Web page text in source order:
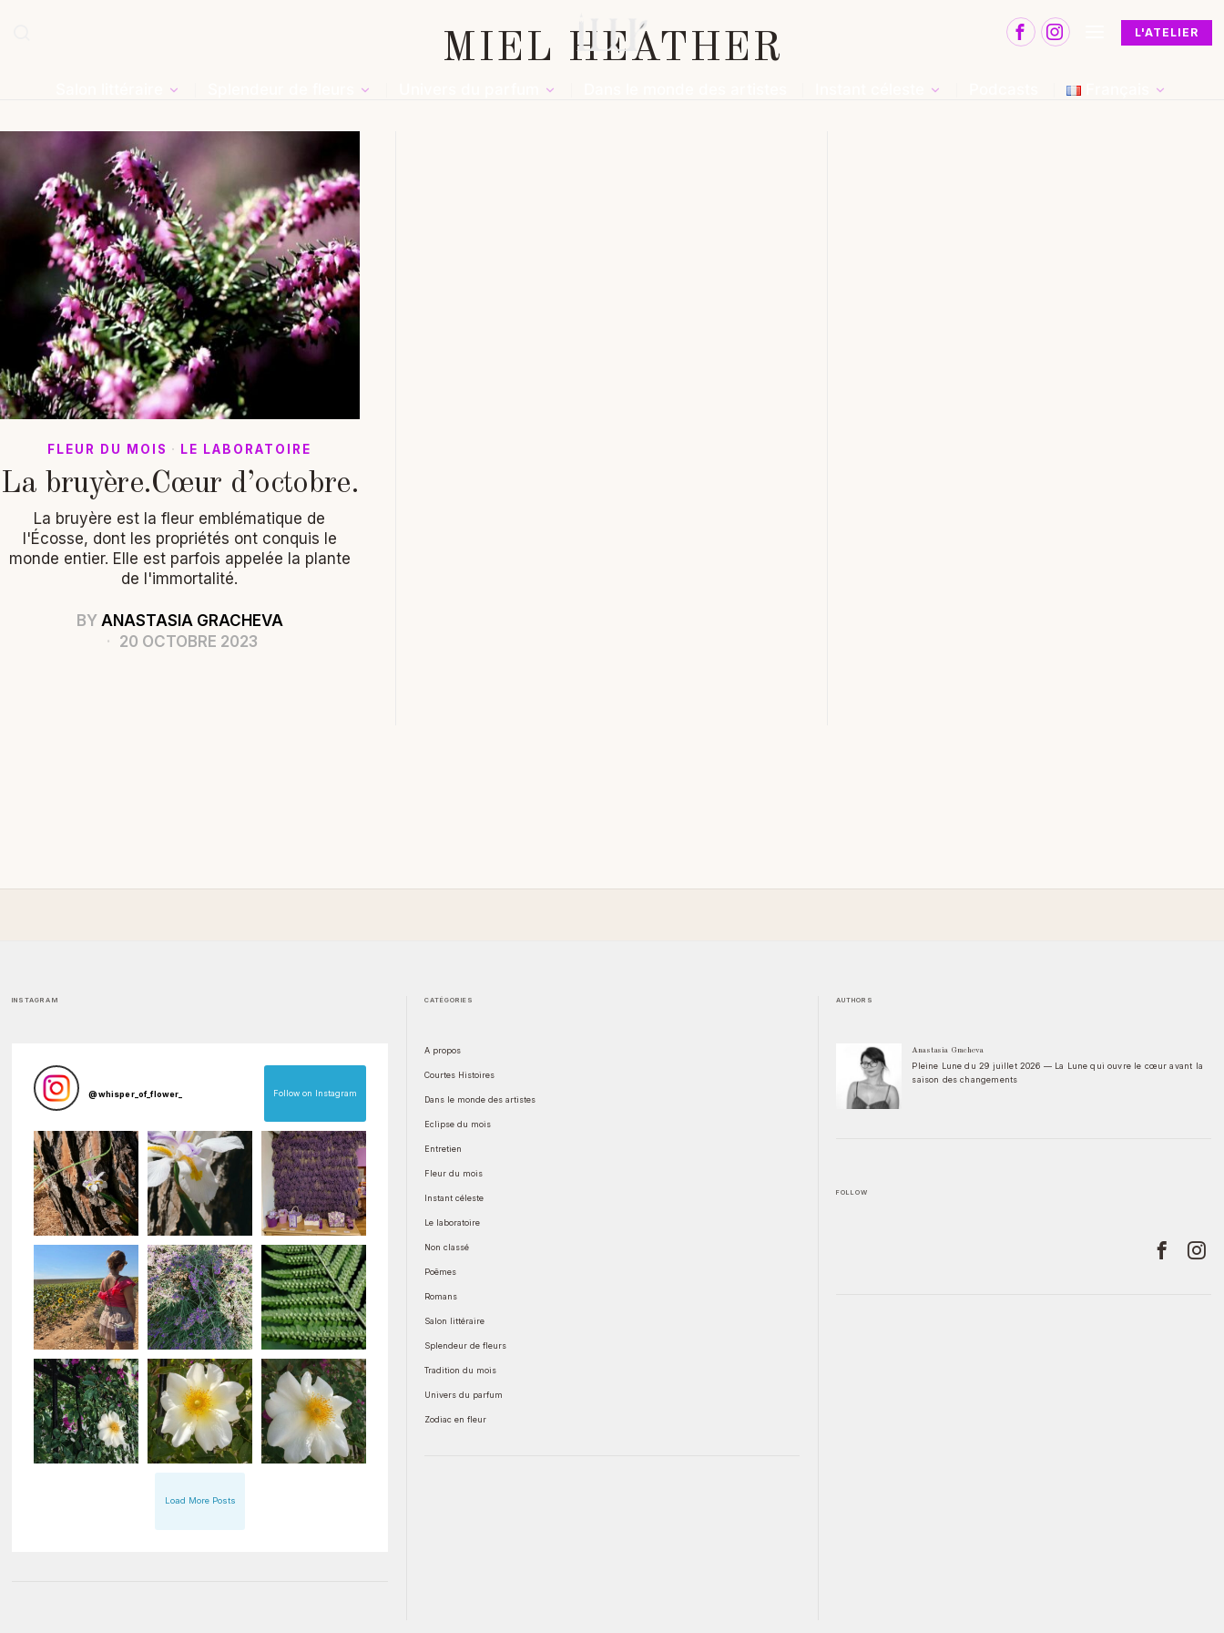
L'ATELIER
MIEL HEATHER
FLEUR DU MOIS · LE LABORATOIRE
La bruyère.Cœur d’octobre.
La bruyère est la fleur emblématique de
l'Écosse, dont les propriétés ont conquis le
monde entier. Elle est parfois appelée la plante
de l'immortalité.
BY ANASTASIA GRACHEVA
20 OCTOBRE 2023
INSTAGRAM
@whisper_of_flower_ Follow on Instagram
Load More Posts
CATÉGORIES
A propos
Courtes Histoires
Dans le monde des artistes
Eclipse du mois
Entretien
Fleur du mois
Instant céleste
Le laboratoire
Non classé
Poêmes
Romans
Salon littéraire
Splendeur de fleurs
Tradition du mois
Univers du parfum
Zodiac en fleur
AUTHORS
Anastasia Gracheva
Pleine Lune du 29 juillet 2026 — La Lune qui ouvre le cœur avant la
saison des changements
FOLLOW